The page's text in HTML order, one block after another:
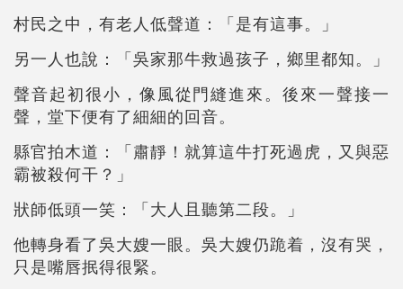
村民之中，有老人低聲道：「是有這事。」
另一人也說：「吳家那牛救過孩子，鄉里都知。」
聲音起初很小，像風從門縫進來。後來一聲接一
聲，堂下便有了細細的回音。
縣官拍木道：「肅靜！就算這牛打死過虎，又與惡
霸被殺何干？」
狀師低頭一笑：「大人且聽第二段。」
他轉身看了吳大嫂一眼。吳大嫂仍跪着，沒有哭，
只是嘴唇抿得很緊。